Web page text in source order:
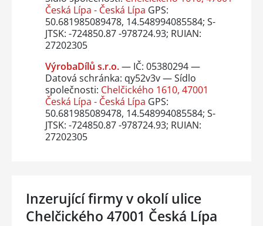
Česká Lípa - Česká Lípa GPS:
50.681985089478, 14.548994085584; S-
JTSK: -724850.87 -978724.93; RUIAN:
27202305
VýrobaDílů s.r.o.— IČ: 05380294 —
Datová schránka: qy52v3v — Sídlo
společnosti: Chelčického 1610, 47001
Česká Lípa - Česká Lípa GPS:
50.681985089478, 14.548994085584; S-
JTSK: -724850.87 -978724.93; RUIAN:
27202305
Inzerující firmy v okolí ulice
Chelčického 47001 Česká Lípa